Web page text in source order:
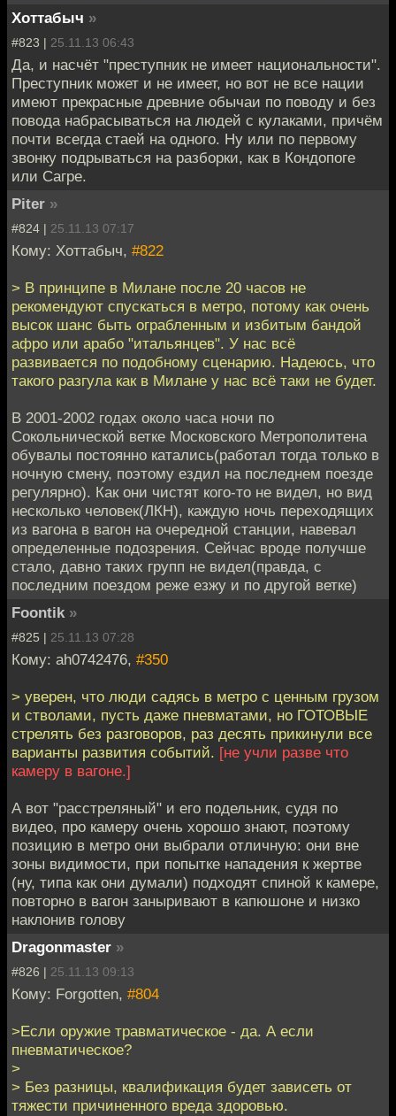
Хоттабыч »
#823 | 25.11.13 06:43
Да, и насчёт "преступник не имеет национальности".
Преступник может и не имеет, но вот не все нации
имеют прекрасные древние обычаи по поводу и без
повода набрасываться на людей с кулаками, причём
почти всегда стаей на одного. Ну или по первому
звонку подрываться на разборки, как в Кондопоге
или Сагре.
Piter »
#824 | 25.11.13 07:17
Кому: Хоттабыч, #822
> В принципе в Милане после 20 часов не
рекомендуют спускаться в метро, потому как очень
высок шанс быть ограбленным и избитым бандой
афро или арабо "итальянцев". У нас всё
развивается по подобному сценарию. Надеюсь, что
такого разгула как в Милане у нас всё таки не будет.
В 2001-2002 годах около часа ночи по
Сокольнической ветке Московского Метрополитена
обувалы постоянно катались(работал тогда только в
ночную смену, поэтому ездил на последнем поезде
регулярно). Как они чистят кого-то не видел, но вид
несколько человек(ЛКН), каждую ночь переходящих
из вагона в вагон на очередной станции, навевал
определенные подозрения. Сейчас вроде получше
стало, давно таких групп не видел(правда, с
последним поездом реже езжу и по другой ветке)
Foontik »
#825 | 25.11.13 07:28
Кому: ah0742476, #350
> уверен, что люди садясь в метро с ценным грузом
и стволами, пусть даже пневматами, но ГОТОВЫЕ
стрелять без разговоров, раз десять прикинули все
варианты развития событий. [не учли разве что
камеру в вагоне.]
А вот "расстреляный" и его подельник, судя по
видео, про камеру очень хорошо знают, поэтому
позицию в метро они выбрали отличную: они вне
зоны видимости, при попытке нападения к жертве
(ну, типа как они думали) подходят спиной к камере,
повторно в вагон заныривают в капюшоне и низко
наклонив голову
Dragonmaster »
#826 | 25.11.13 09:13
Кому: Forgotten, #804
>Если оружие травматическое - да. А если
пневматическое?
>
> Без разницы, квалификация будет зависеть от
тяжести причиненного вреда здоровью.